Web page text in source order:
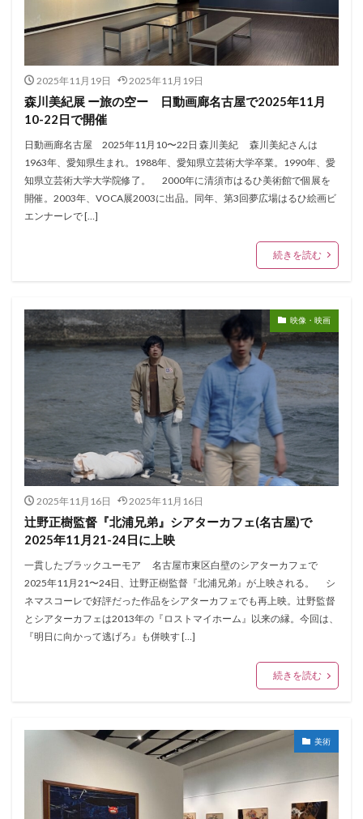
2025年11月19日 2025年11月19日
森川美紀展 ー旅の空ー 日動画廊名古屋で2025年11月
10-22日で開催
日動画廊名古屋 2025年11月10〜22日 森川美紀 森川美紀さんは
1963年、愛知県生まれ。1988年、愛知県立芸術大学卒業。1990年、愛
知県立芸術大学大学院修了。 2000年に清須市はるひ美術館で個展を
開催。2003年、VOCA展2003に出品。同年、第3回夢広場はるひ絵画ビ
エンナーレで […]
続きを読む
映像・映画
2025年11月16日 2025年11月16日
辻野正樹監督『北浦兄弟』シアターカフェ(名古屋)で
2025年11月21-24日に上映
一貫したブラックユーモア 名古屋市東区白壁のシアターカフェで
2025年11月21〜24日、辻野正樹監督『北浦兄弟』が上映される。 シ
ネマスコーレで好評だった作品をシアターカフェでも再上映。辻野監督
とシアターカフェは2013年の『ロストマイホーム』以来の縁。今回は、
『明日に向かって逃げろ』も併映す […]
続きを読む
美術